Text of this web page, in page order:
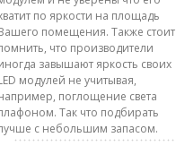
по яркости на площадь
помещения. Также стоит
что производители
завышают яркость своих
модулей не учитывая,
поглощение света
Так что подбирать
с небольшим запасом.